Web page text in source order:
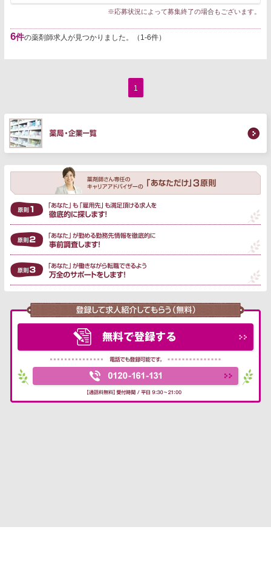
※応募状況によって募集終了の場合もございます。
6件の薬剤師求人が見つかりました。（1-6件）
1